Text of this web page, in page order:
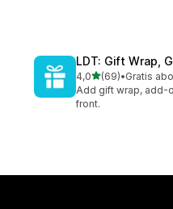
LDT: Gift Wrap,
4,0av 5 stjerner
(69)
Totalt 69 omtaler
•Gratis
Add gift wrap, add-
front.